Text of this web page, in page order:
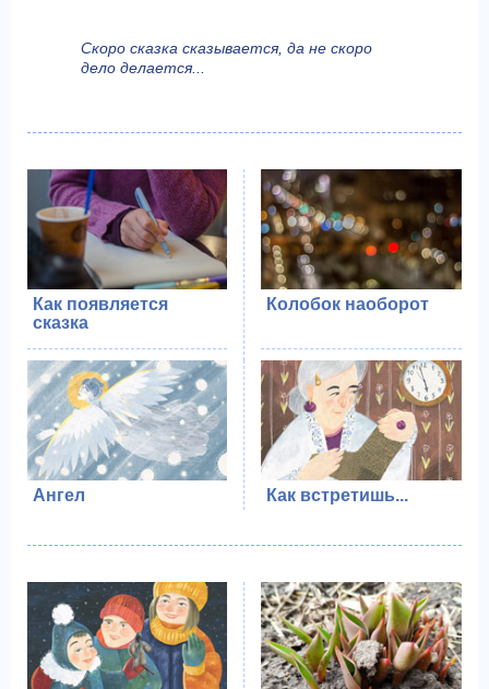
Скоро сказка сказывается, да не скоро
дело делается...
Как появляется
сказка
Колобок наоборот
Ангел Как встретишь...